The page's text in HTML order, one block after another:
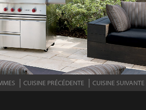
CUISINE PRÉCÉDENTE CUISINE SUIVANTE